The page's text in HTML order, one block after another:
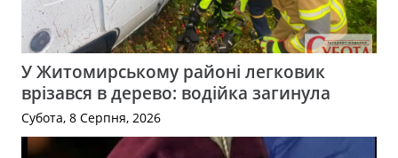
У Житомирському районі легковик
врізався в дерево: водійка загинула
Субота, 8 Серпня, 2026